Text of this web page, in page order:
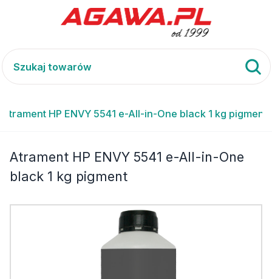
Atrament HP ENVY 5541 e-All-in-One black 1 kg pigment
Atrament HP ENVY 5541 e-All-in-One
black 1 kg pigment